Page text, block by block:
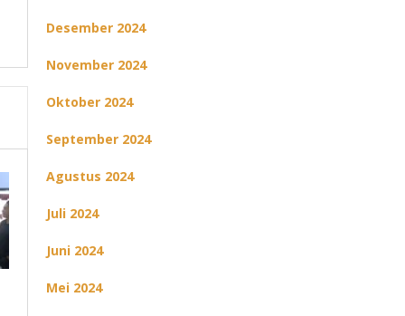
Desember 2024
November 2024
Oktober 2024
September 2024
Agustus 2024
Juli 2024
Juni 2024
Mei 2024